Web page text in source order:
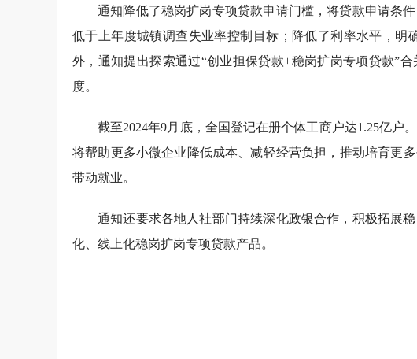
通知降低了稳岗扩岗专项贷款申请门槛，将贷款申请条
低于上年度城镇调查失业率控制目标；降低了利率水平，明
外，通知提出探索通过“创业担保贷款+稳岗扩岗专项贷款”
度。
截至2024年9月底，全国登记在册个体工商户达1.25亿户
将帮助更多小微企业降低成本、减轻经营负担，推动培育更
带动就业。
通知还要求各地人社部门持续深化政银合作，积极拓展
化、线上化稳岗扩岗专项贷款产品。